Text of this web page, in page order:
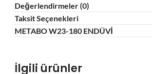
Değerlendirmeler (0)
Taksit Seçenekleri
METABO W23-180 ENDÜVİ
İlgili ürünler